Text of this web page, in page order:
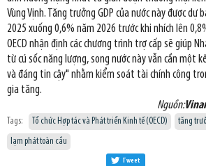
Vùng Vịnh. Tăng trưởng GDP của nước này được dự
2025 xuống 0,6% năm 2026 trước khi nhích lên
OECD nhận định các chương trình trợ cấp sẽ giúp
từ cú sốc năng lượng, song nước này vẫn cần một
và đáng tin cậy" nhằm kiểm soát tài chính công
gia tăng.
Nguồn:
Tags: Tổ chức Hợp tác và Phát triển Kinh tế (OECD)
tăng
lạm phát toàn cầu
Tweet